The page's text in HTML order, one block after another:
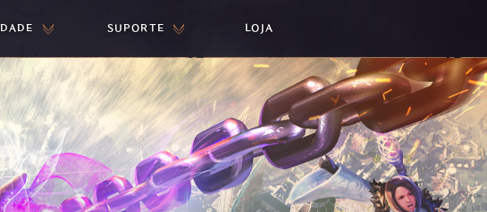
SUPORTE LOJA